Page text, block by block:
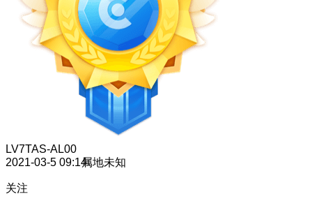
LV7TAS-AL00
2021-03-5 09:14属地未知
关注